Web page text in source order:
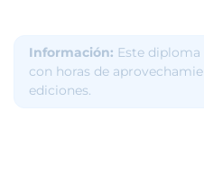
Información: Este
con horas de
ediciones.